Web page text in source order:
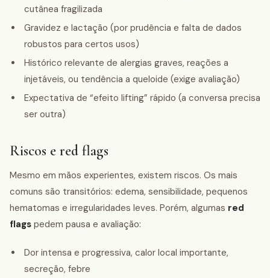
cutânea fragilizada
Gravidez e lactação (por prudência e falta de dados
robustos para certos usos)
Histórico relevante de alergias graves, reações a
injetáveis, ou tendência a queloide (exige avaliação)
Expectativa de “efeito lifting” rápido (a conversa precisa
ser outra)
Riscos e red flags
Mesmo em mãos experientes, existem riscos. Os mais
comuns são transitórios: edema, sensibilidade, pequenos
hematomas e irregularidades leves. Porém, algumas red
flags pedem pausa e avaliação:
Dor intensa e progressiva, calor local importante,
secreção, febre